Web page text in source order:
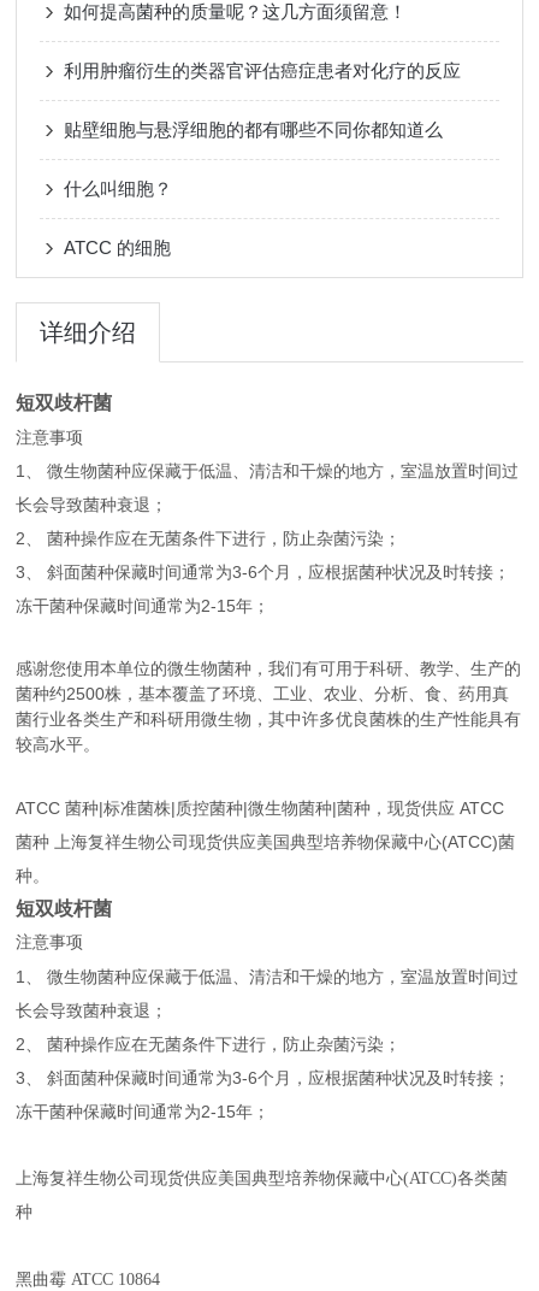
如何提高菌种的质量呢？这几方面须留意！
利用肿瘤衍生的类器官评估癌症患者对化疗的反应
贴壁细胞与悬浮细胞的都有哪些不同你都知道么
什么叫细胞？
ATCC 的细胞
详细介绍
短双歧杆菌
注意事项
1、 微生物菌种应保藏于低温、清洁和干燥的地方，室温放置时间过
长会导致菌种衰退；
2、 菌种操作应在无菌条件下进行，防止杂菌污染；
3、 斜面菌种保藏时间通常为3-6个月，应根据菌种状况及时转接；
冻干菌种保藏时间通常为2-15年；
感谢您使用本单位的微生物菌种，我们有可用于科研、教学、生产的
菌种约2500株，基本覆盖了环境、工业、农业、分析、食、药用真
菌行业各类生产和科研用微生物，其中许多优良菌株的生产性能具有
较高水平。
ATCC 菌种|标准菌株|质控菌种|微生物菌种|菌种，现货供应 ATCC
菌种 上海复祥生物公司现货供应美国典型培养物保藏中心(ATCC)菌
种。
短双歧杆菌
注意事项
1、 微生物菌种应保藏于低温、清洁和干燥的地方，室温放置时间过
长会导致菌种衰退；
2、 菌种操作应在无菌条件下进行，防止杂菌污染；
3、 斜面菌种保藏时间通常为3-6个月，应根据菌种状况及时转接；
冻干菌种保藏时间通常为2-15年；
上海复祥生物公司现货供应美国典型培养物保藏中心(ATCC)各类菌
种
黑曲霉 ATCC 10864